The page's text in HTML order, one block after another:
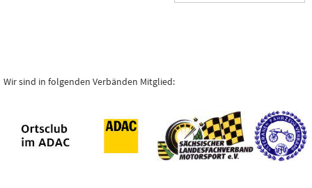
Wir sind in folgenden Verbänden Mitglied: